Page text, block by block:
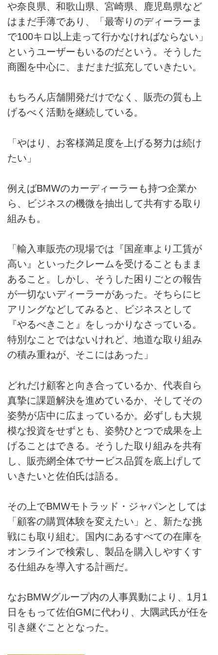
や奈良県、和歌山県、宮崎県、鹿児島県など
はまだ手薄であり、「最寄りのディーラーま
で100キロ以上走って行かなければならない」
というユーザーもいるのだという。そうした
商圏を中心に、まだまだ拡充していきたい。
もちろん店舗開発だけでなく、販売の質も上
げるべく活動を継続している。
「やはり、お客様満足度を上げる努力は続け
たい」
例えばBMWのカーディーラーも持つ企業か
ら、ビジネスの機微を抽出して共有する取り
組みも。
「輸入車販売の現場では『国産車より工賃が
高い』といったクレームを受けることもまま
あること。しかし、そうした困りごとの報告
が一切ないディーラーがあった。そちらにヒ
アリングなどしてみると、ビジネスとして
『やるべきこと』をしっかりなさっている。
特別なことではないけれど、地道な取り組み
の積み重ねが、そこにはあった」
どれだけ顧客と向き合っているか、代表自ら
真摯に課題解決を進めているか、そしてその
姿勢が店中に広まっているか。必ずしも大規
模な投資をせずとも、姿勢ひとつで成果を上
げることはできる。そうした取り組みを共有
し、販売網全体でサービス品質を底上げして
いきたいと佐伯氏は語る。
その上でBMWモトラッド・ジャパンとしては
「顧客の購買体験を変えたい」と、新たな挑
戦にも取り組む。国内にあるすべての在庫を
オンラインで検索し、製品を購入しやすくす
る仕組みを導入する計画だ。
なおBMWグループ内の人事異動により、1月1
日をもって佐伯GMに代わり、大隅武氏が任を
引き継ぐこととなった。